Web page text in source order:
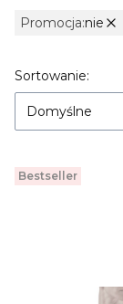
Aktywne filtry
Promocja:nie
Lista produktów
Sortowanie:
Domyślne
Bestseller